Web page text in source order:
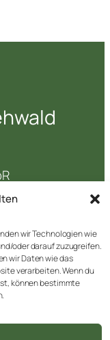
wir Technologien wie
oder darauf zuzugreifen.
wir Daten wie das
verarbeiten. Wenn du
können bestimmte